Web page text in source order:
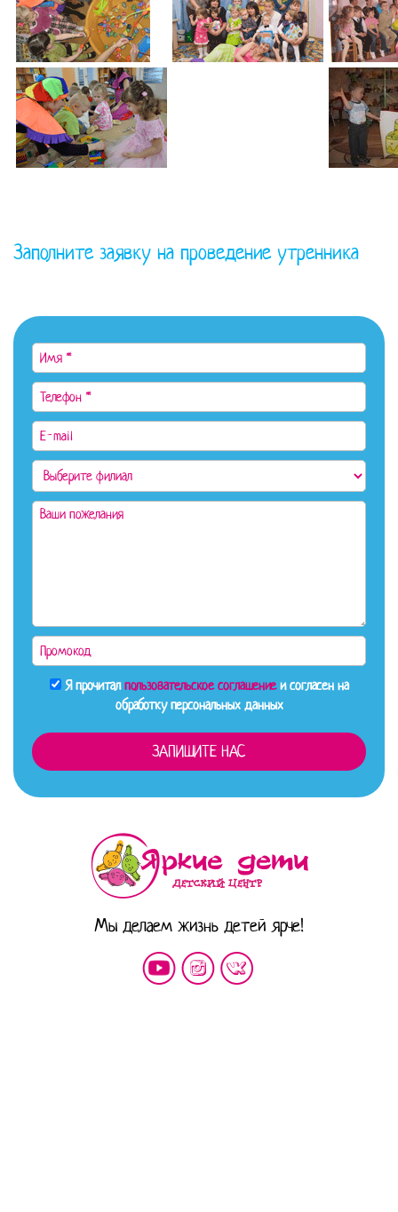
Заполните заявку на проведение утренника
Я прочиталпользовательское соглашениеи согласен на
обработку персональных данных
Мы делаем жизнь детей ярче!